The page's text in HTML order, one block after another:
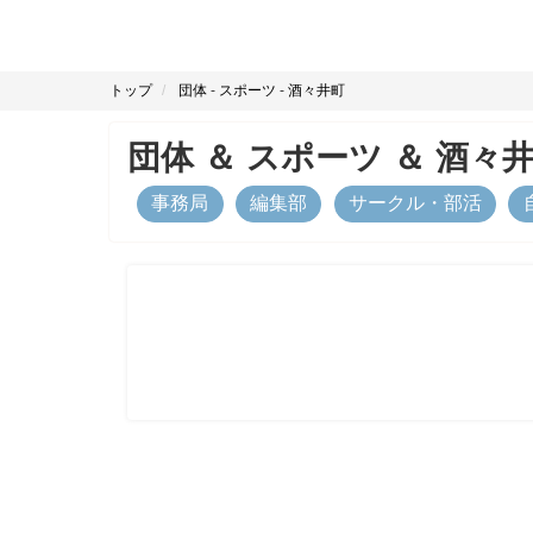
トップ 団体 - スポーツ - 酒々井町
団体＆ スポーツ ＆ 酒々
事務局 編集部 サークル・部活